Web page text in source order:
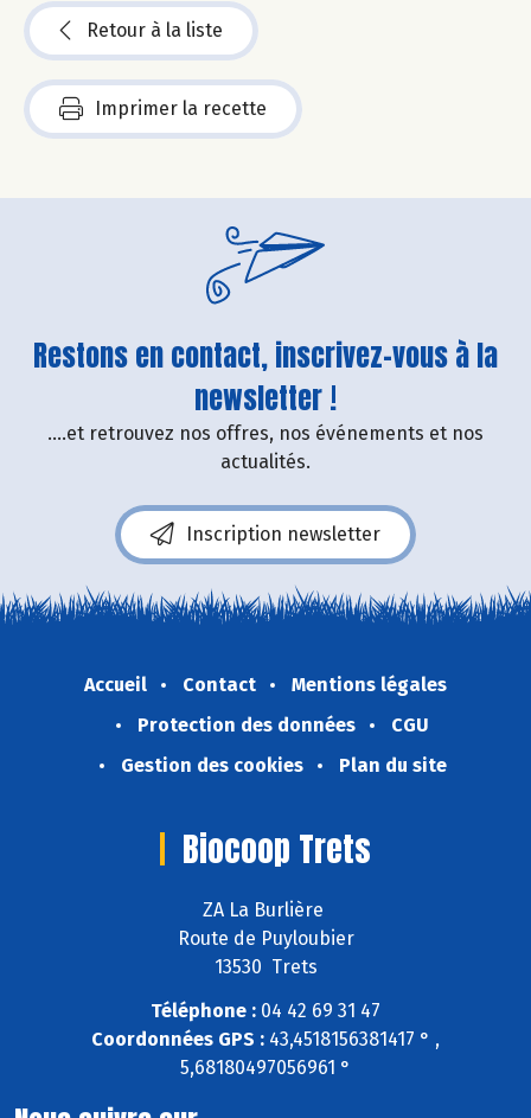
Retour à la liste
Imprimer la recette
Restons en contact, inscrivez-vous à la
newsletter !
....et retrouvez nos offres, nos événements et nos
actualités.
Inscription newsletter
Accueil Contact
Mentions légales
Protection des données
CGU
Gestion des cookies
Plan du site
Biocoop Trets
ZA La Burlière
Route de Puyloubier
13530 Trets
Téléphone : 04 42 69 31 47
Coordonnées GPS : 43,4518156381417 ° ,
5,68180497056961 °